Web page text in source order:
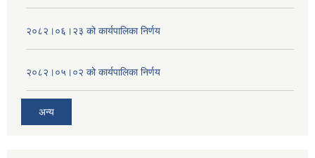
२०८२।०६।२३ को कार्यपालिका निर्णय
२०८२।०५।०२ को कार्यपालिका निर्णय
अन्य